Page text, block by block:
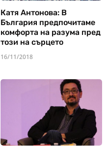
Катя Антонова: В
България предпочитаме
комфорта на разума пред
този на сърцето
16/11/2018